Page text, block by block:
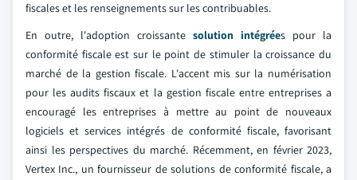
fiscales et les renseignements sur les contribuables.
En outre, l'adoption croissante solution intégrées pour la
conformité fiscale est sur le point de stimuler la croissance du
marché de la gestion fiscale. L'accent mis sur la numérisation
pour les audits fiscaux et la gestion fiscale entre entreprises a
encouragé les entreprises à mettre au point de nouveaux
logiciels et services intégrés de conformité fiscale, favorisant
ainsi les perspectives du marché. Récemment, en février 2023,
Vertex Inc., un fournisseur de solutions de conformité fiscale, a